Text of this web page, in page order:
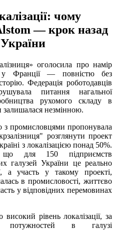
чому
— крок назад
оголосила про намір
у Франції — повністю без
Федерація роботодавців
питання нагальної
рухомого складу в
залишалася незмінною.
промисловцями пропонувала
розглянути проект
з локалізацією понад 50%.
для 150 підприємств
галузей України це реально
а участь у такому проекті,
в промисловості, життєво
у відповідних перемовинах
рівень локалізації, за
потужностей в галузі